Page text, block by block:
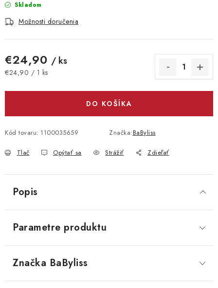
Skladom
Možnosti doručenia
€24,90 / ks
Jednotková cena:
€24,90 / 1 ks
DO KOŠÍKA
Kód tovaru: 1100035659 Značka:BaByliss
Tlač Opýtať sa Strážiť Zdieľať
Popis
Parametre produktu
Značka BaByliss